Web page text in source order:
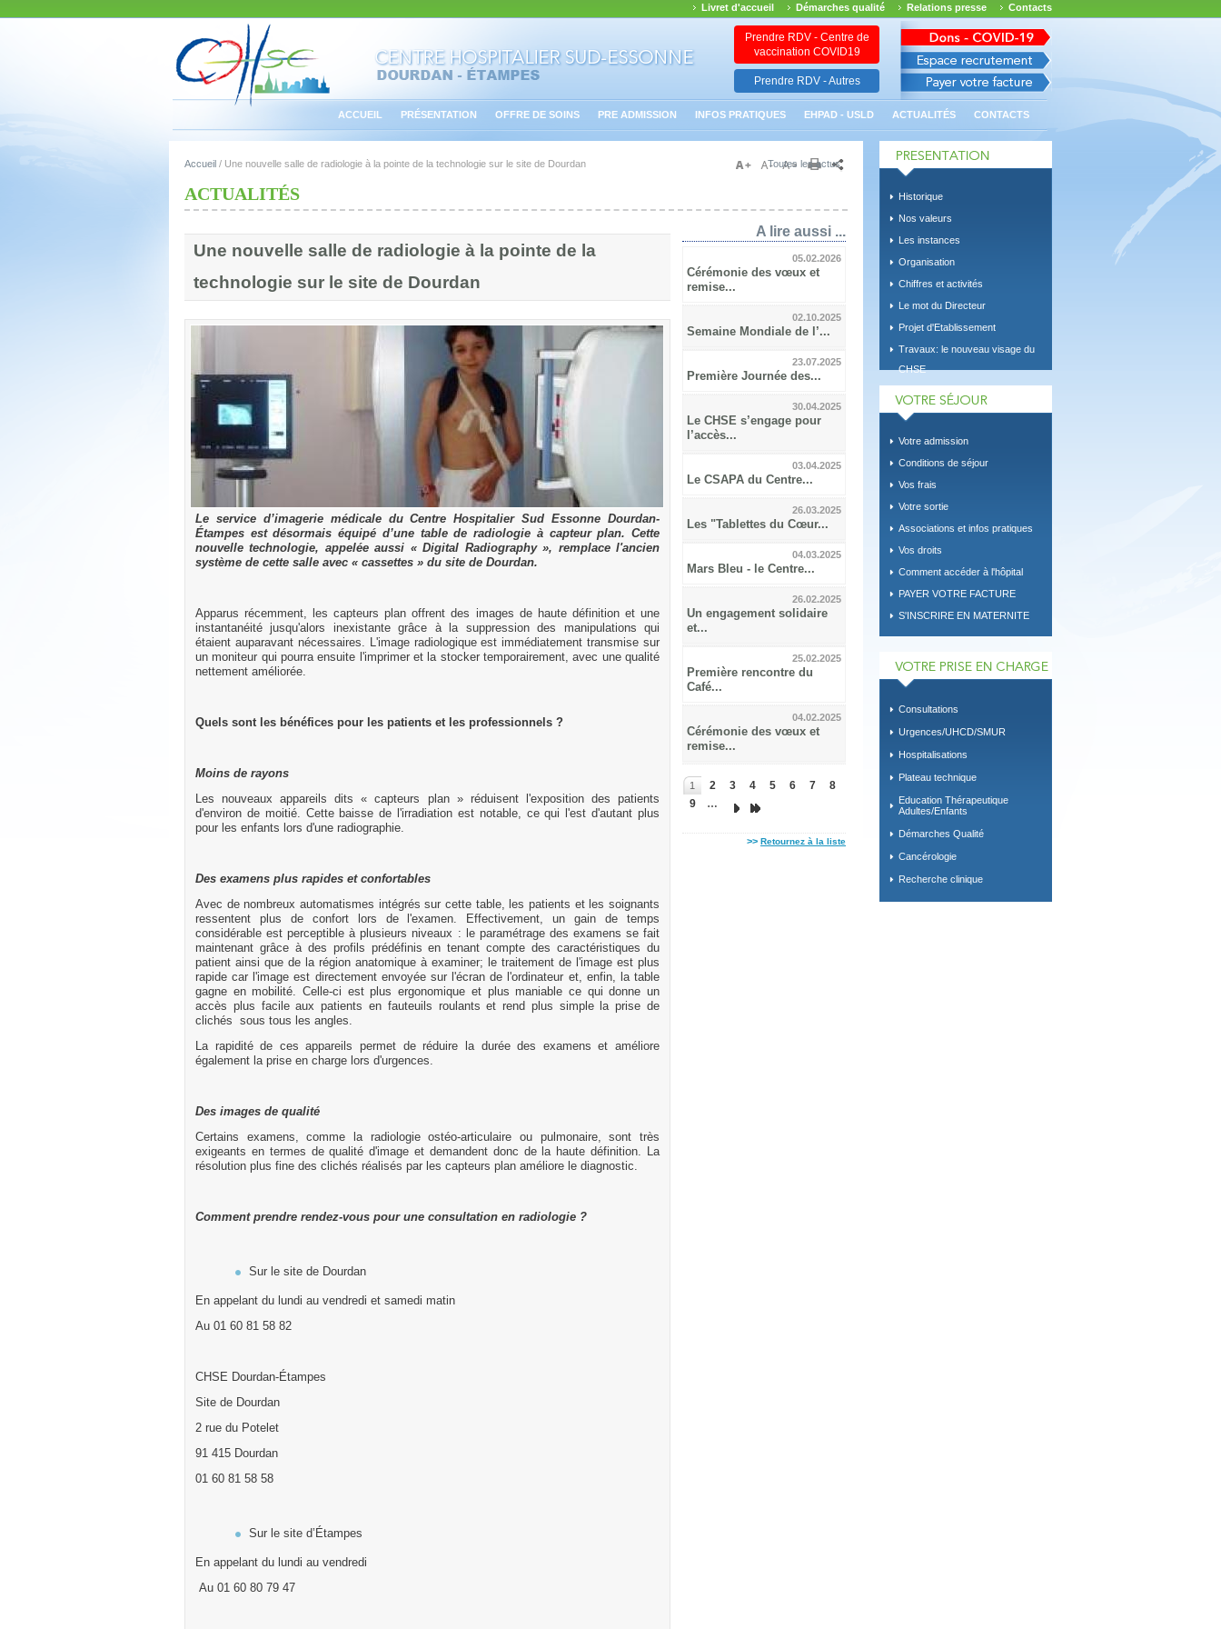
Livret d'accueil Démarches qualité Relations presse Contacts
Prendre RDV - Centre de
vaccination COVID19
Prendre RDV - Autres
ACCUEIL PRÉSENTATION OFFRE DE SOINS PRE ADMISSION INFOS PRATIQUES EHPAD - USLD ACTUALITÉS CONTACTS
Accueil / Une nouvelle salle de radiologie à la pointe de la technologie sur le site de Dourdan
ACTUALITÉS
Toutes les actus
Une nouvelle salle de radiologie à la pointe de la
technologie sur le site de Dourdan
Le service d’imagerie médicale du Centre Hospitalier Sud Essonne Dourdan-
Étampes est désormais équipé d’une table de radiologie à capteur plan. Cette
nouvelle technologie, appelée aussi « Digital Radiography », remplace l'ancien
système de cette salle avec « cassettes » du site de Dourdan.
Apparus récemment, les capteurs plan offrent des images de haute définition et une
instantanéité jusqu'alors inexistante grâce à la suppression des manipulations qui
étaient auparavant nécessaires. L'image radiologique est immédiatement transmise sur
un moniteur qui pourra ensuite l'imprimer et la stocker temporairement, avec une qualité
nettement améliorée.
Quels sont les bénéfices pour les patients et les professionnels ?
Moins de rayons
Les nouveaux appareils dits « capteurs plan » réduisent l'exposition des patients
d'environ de moitié. Cette baisse de l'irradiation est notable, ce qui l'est d'autant plus
pour les enfants lors d'une radiographie.
Des examens plus rapides et confortables
Avec de nombreux automatismes intégrés sur cette table, les patients et les soignants
ressentent plus de confort lors de l'examen. Effectivement, un gain de temps
considérable est perceptible à plusieurs niveaux : le paramétrage des examens se fait
maintenant grâce à des profils prédéfinis en tenant compte des caractéristiques du
patient ainsi que de la région anatomique à examiner; le traitement de l'image est plus
rapide car l'image est directement envoyée sur l'écran de l'ordinateur et, enfin, la table
gagne en mobilité. Celle-ci est plus ergonomique et plus maniable ce qui donne un
accès plus facile aux patients en fauteuils roulants et rend plus simple la prise de
clichés sous tous les angles.
La rapidité de ces appareils permet de réduire la durée des examens et améliore
également la prise en charge lors d'urgences.
Des images de qualité
Certains examens, comme la radiologie ostéo-articulaire ou pulmonaire, sont très
exigeants en termes de qualité d'image et demandent donc de la haute définition. La
résolution plus fine des clichés réalisés par les capteurs plan améliore le diagnostic.
Comment prendre rendez-vous pour une consultation en radiologie ?
Sur le site de Dourdan
En appelant du lundi au vendredi et samedi matin
Au 01 60 81 58 82
CHSE Dourdan-Étampes
Site de Dourdan
2 rue du Potelet
91 415 Dourdan
01 60 81 58 58
Sur le site d’Étampes
En appelant du lundi au vendredi
Au 01 60 80 79 47
A lire aussi ...
05.02.2026
Cérémonie des vœux et
remise...
02.10.2025
Semaine Mondiale de l’...
23.07.2025
Première Journée des...
30.04.2025
Le CHSE s’engage pour
l’accès...
03.04.2025
Le CSAPA du Centre...
26.03.2025
Les "Tablettes du Cœur...
04.03.2025
Mars Bleu - le Centre...
26.02.2025
Un engagement solidaire
et...
25.02.2025
Première rencontre du
Café...
04.02.2025
Cérémonie des vœux et
remise...
1 2 3 4 5 6 7
8
9
…
>> Retournez à la liste
Historique
Nos valeurs
Les instances
Organisation
Chiffres et activités
Le mot du Directeur
Projet d'Etablissement
Travaux: le nouveau visage du
CHSE
Votre admission
Conditions de séjour
Vos frais
Votre sortie
Associations et infos pratiques
Vos droits
Comment accéder à l'hôpital
PAYER VOTRE FACTURE
S'INSCRIRE EN MATERNITE
Consultations
Urgences/UHCD/SMUR
Hospitalisations
Plateau technique
Education Thérapeutique
Adultes/Enfants
Démarches Qualité
Cancérologie
Recherche clinique